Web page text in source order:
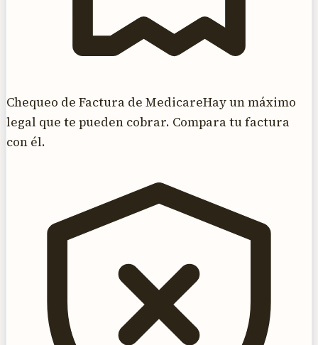
Chequeo de Factura de MedicareHay un máximo
legal que te pueden cobrar. Compara tu factura
con él.